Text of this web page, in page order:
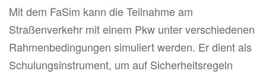
Mit dem FaSim kann die Teilnahme am
Straßenverkehr mit einem Pkw unter verschiedenen
Rahmenbedingungen simuliert werden. Er dient als
Schulungsinstrument, um auf Sicherheitsregeln